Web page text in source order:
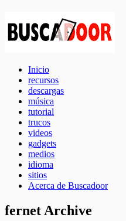
Inicio
recursos
descargas
música
tutorial
trucos
videos
gadgets
medios
idioma
sitios
Acerca de Buscadoor
fernet Archive